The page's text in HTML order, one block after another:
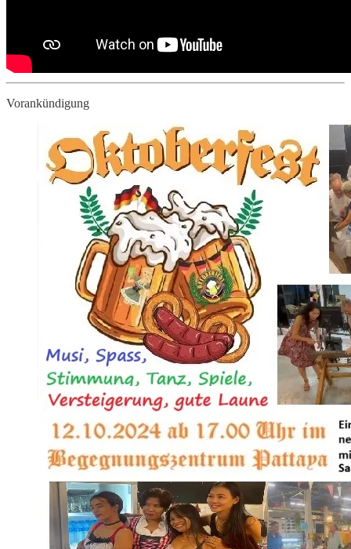
Vorankündigung